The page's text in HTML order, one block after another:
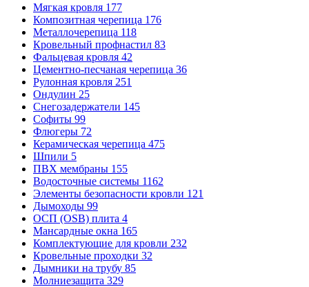
Мягкая кровля 177
Композитная черепица 176
Металлочерепица 118
Кровельный профнастил 83
Фальцевая кровля 42
Цементно-песчаная черепица 36
Рулонная кровля 251
Ондулин 25
Снегозадержатели 145
Софиты 99
Флюгеры 72
Керамическая черепица 475
Шпили 5
ПВХ мембраны 155
Водосточные системы 1162
Элементы безопасности кровли 121
Дымоходы 99
ОСП (OSB) плита 4
Мансардные окна 165
Комплектующие для кровли 232
Кровельные проходки 32
Дымники на трубу 85
Молниезащита 329